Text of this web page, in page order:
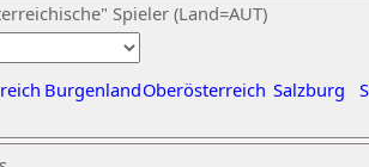
Spieler (Land=AUT)
BurgenlandOberösterreich Salzburg